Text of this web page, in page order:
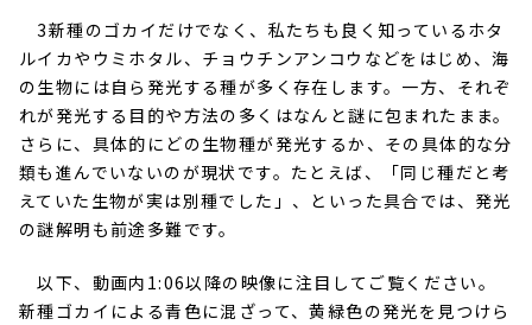
3新種のゴカイだけでなく、私たちも良く知っているホタ
ルイカやウミホタル、チョウチンアンコウなどをはじめ、海
の生物には自ら発光する種が多く存在します。一方、それぞ
れが発光する目的や方法の多くはなんと謎に包まれたまま。
さらに、具体的にどの生物種が発光するか、その具体的な分
類も進んでいないのが現状です。たとえば、「同じ種だと考
えていた生物が実は別種でした」、といった具合では、発光
の謎解明も前途多難です。
以下、動画内1:06以降の映像に注目してご覧ください。
新種ゴカイによる青色に混ざって、黄緑色の発光を見つけら